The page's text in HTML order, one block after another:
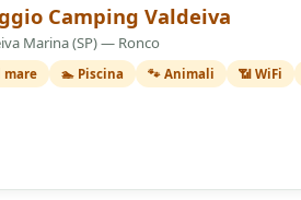
Camping Valdeiva
Marina (SP) — Ronco
mare 🏊 Piscina 🐾 Animali 📶 WiFi